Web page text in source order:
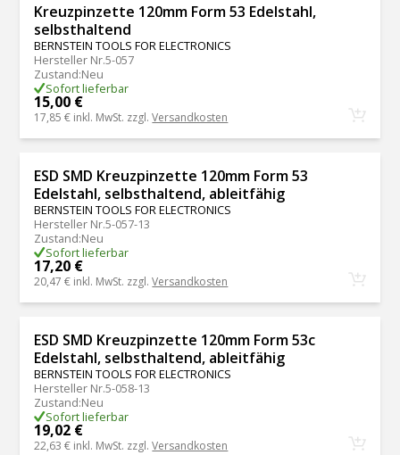
Kreuzpinzette 120mm Form 53 Edelstahl,
selbsthaltend
BERNSTEIN TOOLS FOR ELECTRONICS
Hersteller Nr.5-057
Zustand:Neu
Sofort lieferbar
15,00 €
17,85 € inkl. MwSt. zzgl.Versandkosten
ESD SMD Kreuzpinzette 120mm Form 53
Edelstahl, selbsthaltend, ableitfähig
BERNSTEIN TOOLS FOR ELECTRONICS
Hersteller Nr.5-057-13
Zustand:Neu
Sofort lieferbar
17,20 €
20,47 € inkl. MwSt. zzgl.Versandkosten
ESD SMD Kreuzpinzette 120mm Form 53c
Edelstahl, selbsthaltend, ableitfähig
BERNSTEIN TOOLS FOR ELECTRONICS
Hersteller Nr.5-058-13
Zustand:Neu
Sofort lieferbar
19,02 €
22,63 € inkl. MwSt. zzgl.Versandkosten